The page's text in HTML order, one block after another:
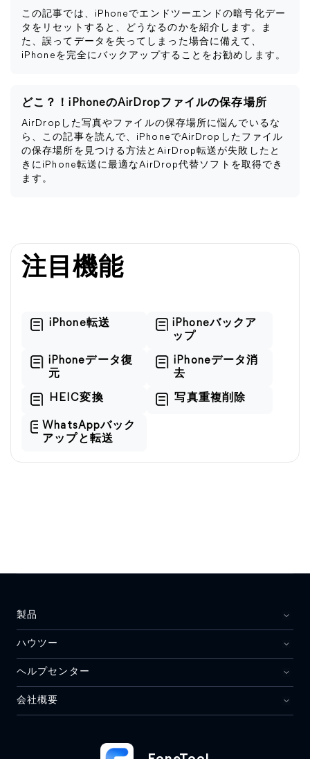
この記事では、iPhoneでエンドツーエンドの暗号化デー
タをリセットすると、どうなるのかを紹介します。ま
た、誤ってデータを失ってしまった場合に備えて、
iPhoneを完全にバックアップすることをお勧めします。
どこ？！iPhoneのAirDropファイルの保存場所
AirDropした写真やファイルの保存場所に悩んでいるな
ら、この記事を読んで、iPhoneでAirDropしたファイル
の保存場所を見つける方法とAirDrop転送が失敗したと
きにiPhone転送に最適なAirDrop代替ソフトを取得でき
ます。
注目機能
iPhone転送
iPhoneバックア
ップ
iPhoneデータ復
元
iPhoneデータ消
去
HEIC変換 写真重複削除
WhatsAppバック
アップと転送
製品
ハウツー
ヘルプセンター
会社概要